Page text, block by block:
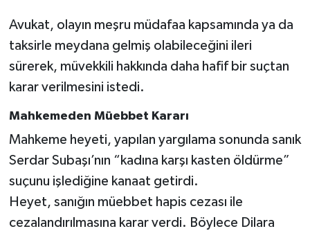
Avukat, olayın meşru müdafaa kapsamında ya da
taksirle meydana gelmiş olabileceğini ileri
sürerek, müvekkili hakkında daha hafif bir suçtan
karar verilmesini istedi.
Mahkemeden Müebbet Kararı
Mahkeme heyeti, yapılan yargılama sonunda sanık
Serdar Subaşı’nın “kadına karşı kasten öldürme”
suçunu işlediğine kanaat getirdi.
Heyet, sanığın müebbet hapis cezası ile
cezalandırılmasına karar verdi. Böylece Dilara